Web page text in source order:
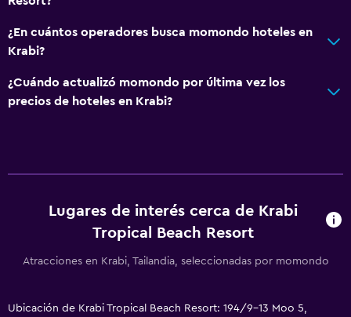
¿En cuántos operadores busca momondo hoteles en
Krabi?
¿Cuándo actualizó momondo por última vez los
precios de hoteles en Krabi?
Lugares de interés cerca de Krabi
Tropical Beach Resort
Atracciones en Krabi, Tailandia, seleccionadas por momondo
Ubicación de Krabi Tropical Beach Resort: 194/9-13 Moo 5,